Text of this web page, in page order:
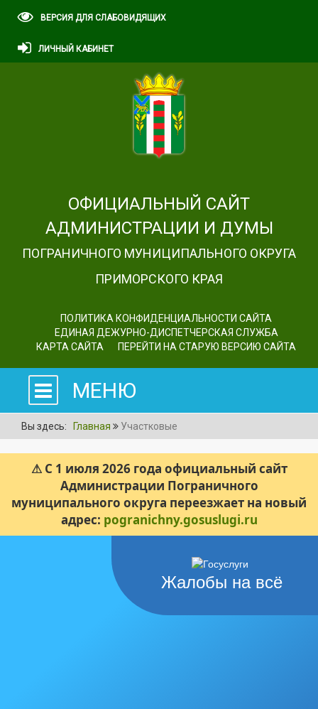
ВЕРСИЯ ДЛЯ СЛАБОВИДЯЩИХ
ЛИЧНЫЙ КАБИНЕТ
ОФИЦИАЛЬНЫЙ САЙТ
АДМИНИСТРАЦИИ И ДУМЫ
ПОГРАНИЧНОГО МУНИЦИПАЛЬНОГО ОКРУГА
ПРИМОРСКОГО КРАЯ
ПОЛИТИКА КОНФИДЕНЦИАЛЬНОСТИ САЙТА
ЕДИНАЯ ДЕЖУРНО-ДИСПЕТЧЕРСКАЯ СЛУЖБА
КАРТА САЙТА
ПЕРЕЙТИ НА СТАРУЮ ВЕРСИЮ САЙТА
МЕНЮ
Вы здесь: Главная Участковые
⚠ С 1 июля 2026 года официальный сайт
Администрации Пограничного
муниципального округа переезжает на новый
адрес: pogranichny.gosuslugi.ru
Жалобы на всё